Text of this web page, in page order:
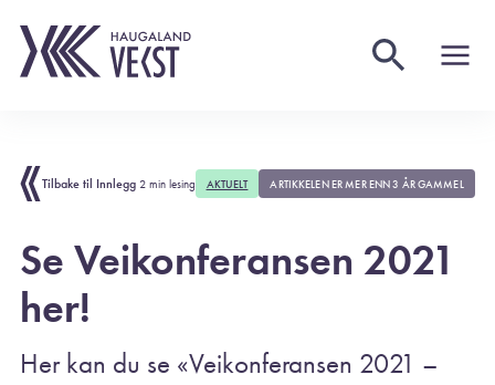
Tilbake til Innlegg 2 min lesing AKTUELT ARTIKKELEN ER MER ENN 3 ÅR GAMMEL
Se Veikonferansen 2021
her!
Her kan du se «Veikonferansen 2021 –